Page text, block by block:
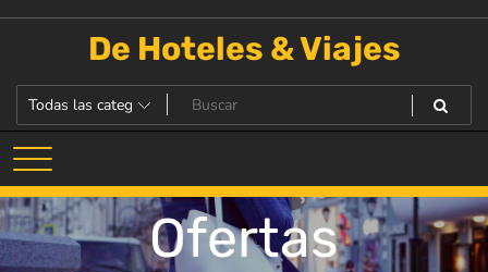
De Hoteles & Viajes
Ofertas